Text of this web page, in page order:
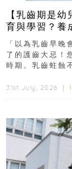
【乳齒期是
育與學習？養成良好
瑯質 兒童牙
「以為乳齒早晚
了的護齒大忌！
時期。乳齒蛀蝕
31st July, 2026 ｜